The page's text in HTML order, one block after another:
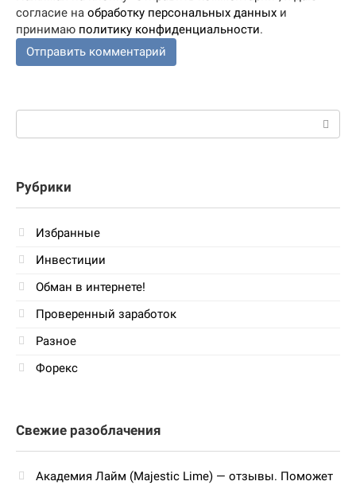
согласие на обработку персональных данных и
принимаю политику конфиденциальности.
Поиск:
Рубрики
Избранные
Инвестиции
Обман в интернете!
Проверенный заработок
Разное
Форекс
Свежие разоблачения
Академия Лайм (Majestic Lime) — отзывы. Поможет